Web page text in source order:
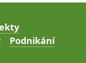
Podnikání